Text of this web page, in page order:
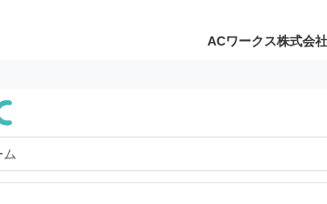
ACワークス株式会